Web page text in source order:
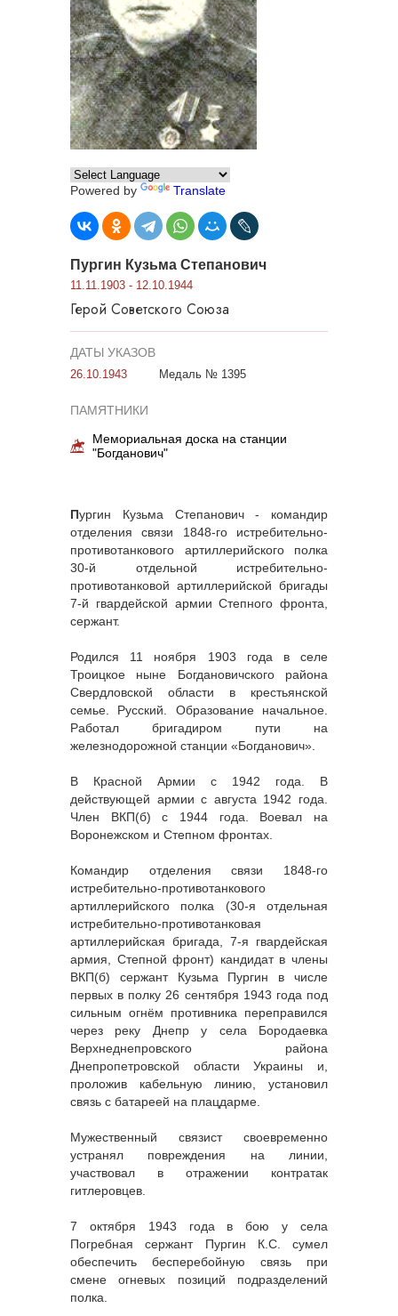
Powered by Translate
Пургин Кузьма Степанович
11.11.1903 - 12.10.1944
Герой Советского Союза
ДАТЫ УКАЗОВ
26.10.1943 Медаль № 1395
ПАМЯТНИКИ
Мемориальная доска на станции
"Богданович"
Пургин Кузьма Степанович - командир
отделения связи 1848-го истребительно-
противотанкового артиллерийского полка
30-й отдельной истребительно-
противотанковой артиллерийской бригады
7-й гвардейской армии Степного фронта,
сержант.
Родился 11 ноября 1903 года в селе
Троицкое ныне Богдановичского района
Свердловской области в крестьянской
семье. Русский. Образование начальное.
Работал бригадиром пути на
железнодорожной станции «Богданович».
В Красной Армии с 1942 года. В
действующей армии с августа 1942 года.
Член ВКП(б) с 1944 года. Воевал на
Воронежском и Степном фронтах.
Командир отделения связи 1848-го
истребительно-противотанкового
артиллерийского полка (30-я отдельная
истребительно-противотанковая
артиллерийская бригада, 7-я гвардейская
армия, Степной фронт) кандидат в члены
ВКП(б) сержант Кузьма Пургин в числе
первых в полку 26 сентября 1943 года под
сильным огнём противника переправился
через реку Днепр у села Бородаевка
Верхнеднепровского района
Днепропетровской области Украины и,
проложив кабельную линию, установил
связь с батареей на плацдарме.
Мужественный связист своевременно
устранял повреждения на линии,
участвовал в отражении контратак
гитлеровцев.
7 октября 1943 года в бою у села
Погребная сержант Пургин К.С. сумел
обеспечить бесперебойную связь при
смене огневых позиций подразделений
полка.